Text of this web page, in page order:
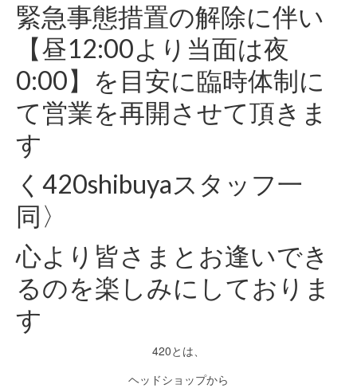
緊急事態措置の解除に伴い
【昼12:00より当面は夜
0:00】を目安に臨時体制に
て営業を再開させて頂きま
す
く420shibuyaスタッフ一
同〉
心より皆さまとお逢いでき
るのを楽しみにしておりま
す
420とは、
ヘッドショップから